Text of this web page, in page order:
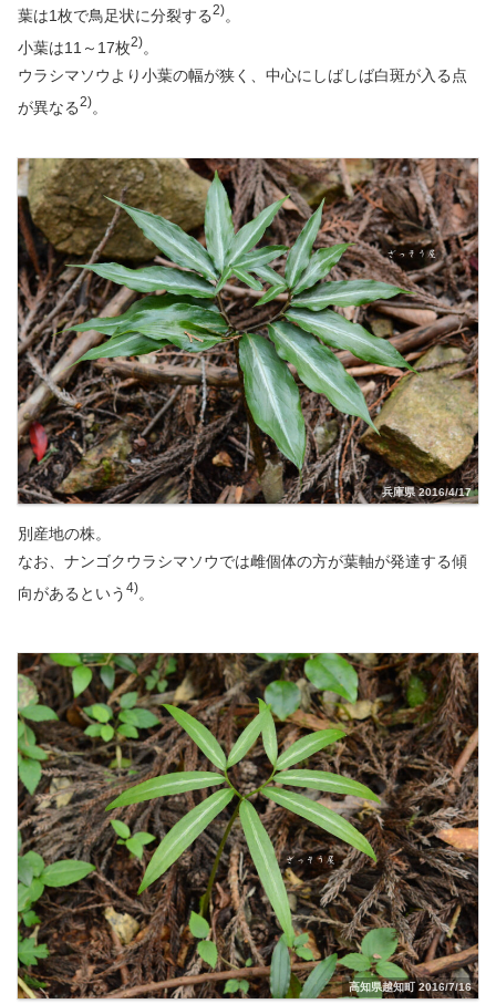
葉は1枚で鳥足状に分裂する2)。
小葉は11～17枚2)。
ウラシマソウより小葉の幅が狭く、中心にしばしば白斑が入る点
が異なる2)。
兵庫県 2016/4/17
別産地の株。
なお、ナンゴクウラシマソウでは雌個体の方が葉軸が発達する傾
向があるという 4)。
高知県越知町 2016/7/16